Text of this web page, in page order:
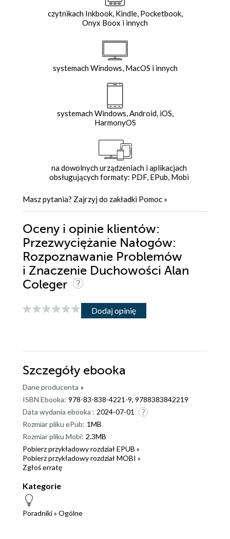
czytnikach Inkbook, Kindle, Pocketbook,
Onyx Boox i innych
systemach Windows, MacOS i innych
systemach Windows, Android, iOS,
HarmonyOS
na dowolnych urządzeniach i aplikacjach
obsługujących formaty: PDF, EPub, Mobi
Masz pytania? Zajrzyj do zakładki Pomoc »
Oceny i opinie klientów:
Przezwyciężanie Nałogów:
Rozpoznawanie Problemów
i Znaczenie Duchowości Alan
Coleger
Dodaj opinię
Szczegóły ebooka
Dane producenta »
ISBN Ebooka: 978-83-838-4221-9, 9788383842219
Data wydania ebooka : 2024-07-01
Rozmiar pliku ePub: 1MB
Rozmiar pliku Mobi: 2.3MB
Pobierz przykładowy rozdział EPUB »
Pobierz przykładowy rozdział MOBI »
Zgłoś erratę
Kategorie
Poradniki» Ogólne